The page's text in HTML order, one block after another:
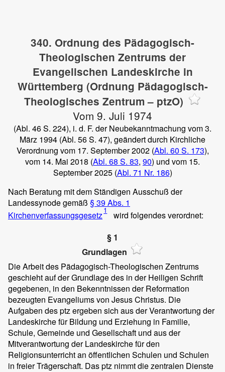
340. Ordnung des Pädagogisch-
Theologischen Zentrums der
Evangelischen Landeskirche in
Württemberg (Ordnung Pädagogisch-
Theologisches Zentrum – ptzO)
Vom 9. Juli 1974
(Abl. 46 S. 224), i. d. F. der Neubekanntmachung vom 3.
März 1994 (Abl. 56 S. 47), geändert durch Kirchliche
Verordnung vom 17. September 2002 (Abl. 60 S. 173),
vom 14. Mai 2018 (Abl. 68 S. 83, 90) und vom 15.
September 2025 (Abl. 71 Nr. 186)
Nach Beratung mit dem Ständigen Ausschuß der
Landessynode gemäß § 39 Abs. 1
Kirchenverfassungsgesetz1
wird folgendes verordnet:
§ 1
Grundlagen
Die Arbeit des Pädagogisch-Theologischen Zentrums
geschieht auf der Grundlage des in der Heiligen Schrift
gegebenen, in den Bekenntnissen der Reformation
bezeugten Evangeliums von Jesus Christus. Die
Aufgaben des ptz ergeben sich aus der Verantwortung der
Landeskirche für Bildung und Erziehung in Familie,
Schule, Gemeinde und Gesellschaft und aus der
Mitverantwortung der Landeskirche für den
Religionsunterricht an öffentlichen Schulen und Schulen
in freier Trägerschaft. Das ptz nimmt die zentralen Dienste